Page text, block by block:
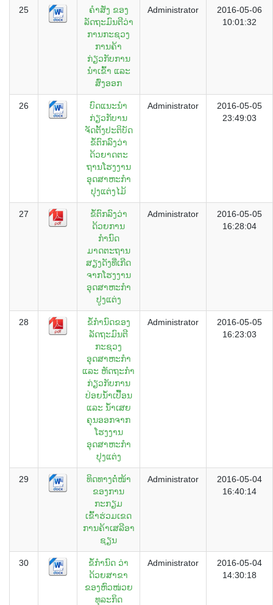
25
ຄຳສັ່ງ ຂອງ
ລັດຖະມົນຕີວ່າ
ການກະຊວງ
ການຄ້າ
ກ່ຽວກັບການ
ນຳເຂົ້າ ແລະ
ສົ່ງອອກ
Administrator
2016-05-06
10:01:32
26
ບົດແນະນຳ
ກ່ຽວກັບານ
ຈັດຕັ້ງປະຕິບັດ
ຂໍ້ຕົກລົງວ່າ
ດ້ວຍາດຕະ
ຖານໂຮງງານ
ອຸດສາຫະກຳ
ປຸງແຕ່ງໄມ້
Administrator
2016-05-05
23:49:03
27
ຂໍ້ຕົກລົງວ່າ
ດ້ວຍການ
ກຳນົດ
ມາດຕະຖານ
ສຽງດັງທີ່ເກີດ
ຈາກໂຮງງານ
ອຸດສາຫະກຳ
ປູງແຕ່ງ
Administrator
2016-05-05
16:28:04
28
ຂໍ້ກຳນົດຂອງ
ລັດຖະມົນຕີ
ກະຊວງ
ອຸດສາຫະກຳ
ແລະ ຫັດຖະກຳ
ກ່ຽວກັບການ
ປ່ອຍນ້ຳເປື້ອນ
ແລະ ນ້ຳເສຍ
ຄຸນອອກຈາກ
ໂຮງງານ
ອຸດສາຫະກຳ
ປຸງແຕ່ງ
Administrator
2016-05-05
16:23:03
29
ທິດທາງຕໍ່ໜ້າ
ຂອງການ
ກະກຽມ
ເຂົ້າຮ່ວມເຂດ
ການຄ້າເສລີອາ
ຊຽນ
Administrator
2016-05-04
16:40:14
30
ຂໍ້ກຳນົດ ວ່າ
ດ້ວຍສາຂາ
ຂອງຫົວໜ່ວຍ
ທຸລະກິດ
Administrator
2016-05-04
14:30:18